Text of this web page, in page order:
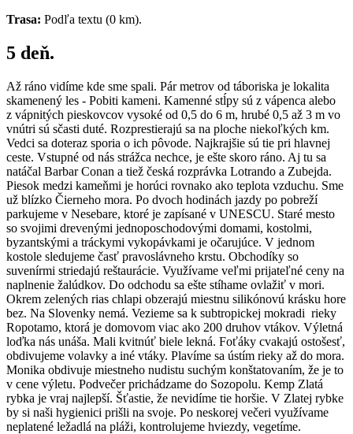
Trasa: Podľa textu (0 km).
5 deň.
Až ráno vidíme kde sme spali. Pár metrov od táboriska je lokalita
skamenený les - Pobiti kameni. Kamenné stĺpy sú z vápenca alebo
z vápnitých pieskovcov vysoké od 0,5 do 6 m, hrubé 0,5 až 3 m vo
vnútri sú sčasti duté. Rozprestierajú sa na ploche niekoľkých km.
Vedci sa doteraz sporia o ich pôvode. Najkrajšie sú tie pri hlavnej
ceste. Vstupné od nás strážca nechce, je ešte skoro ráno. Aj tu sa
natáčal Barbar Conan a tiež česká rozprávka Lotrando a Zubejda.
Piesok medzi kameňmi je horúci rovnako ako teplota vzduchu. Sme
už blízko Čierneho mora. Po dvoch hodinách jazdy po pobreží
parkujeme v Nesebare, ktoré je zapísané v UNESCU. Staré mesto
so svojimi drevenými jednoposchodovými domami, kostolmi,
byzantskými a tráckymi vykopávkami je očarujúce. V jednom
kostole sledujeme časť pravoslávneho krstu. Obchodíky so
suvenírmi striedajú reštaurácie. Využívame veľmi prijateľné ceny na
naplnenie žalúdkov. Do odchodu sa ešte stíhame ovlažiť v mori.
Okrem zelených rias chlapi obzerajú miestnu silikónovú krásku hore
bez. Na Slovenky nemá. Vezieme sa k subtropickej mokradi rieky
Ropotamo, ktorá je domovom viac ako 200 druhov vtákov. Výletná
loďka nás unáša. Mali kvitnúť biele lekná. Foťáky cvakajú ostošesť,
obdivujeme volavky a iné vtáky. Plavíme sa ústím rieky až do mora.
Monika obdivuje miestneho nudistu suchým konštatovaním, že je to
v cene výletu. Podvečer prichádzame do Sozopolu. Kemp Zlatá
rybka je vraj najlepší. Šťastie, že nevidíme tie horšie. V Zlatej rybke
by si naši hygienici prišli na svoje. Po neskorej večeri využívame
neplatené ležadlá na pláži, kontrolujeme hviezdy, vegetíme.